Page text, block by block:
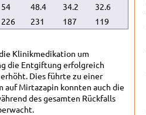
54 48.4 34.2
32.6
226 231 187 119
Klinikmedikation um
die Entgiftung erfolgreich
Dies führte zu einer
auf Mirtazapin konnten auch die
des gesamten Rückfalls